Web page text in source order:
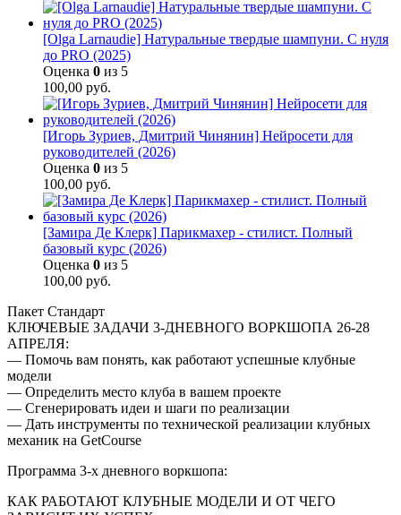
[Olga Larnaudie] Натуральные твердые шампуни. С нуля
до PRO (2025)
Оценка 0 из 5
100,00 руб.
[Игорь Зуриев, Дмитрий Чинянин] Нейросети для
руководителей (2026)
Оценка 0 из 5
100,00 руб.
[Замира Де Клерк] Парикмахер - стилист. Полный
базовый курс (2026)
Оценка 0 из 5
100,00 руб.
Пакет Стандарт
КЛЮЧЕВЫЕ ЗАДАЧИ 3-ДНЕВНОГО ВОРКШОПА 26-28
АПРЕЛЯ:
— Помочь вам понять, как работают успешные клубные
модели
— Определить место клуба в вашем проекте
— Сгенерировать идеи и шаги по реализации
— Дать инструменты по технической реализации клубных
механик на GetCourse
Программа 3-х дневного воркшопа:
КАК РАБОТАЮТ КЛУБНЫЕ МОДЕЛИ И ОТ ЧЕГО